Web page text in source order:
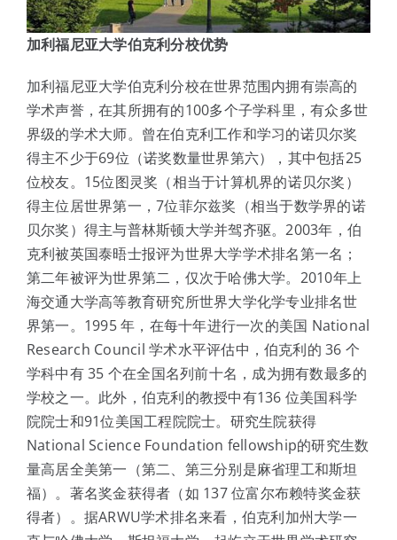
加利福尼亚大学伯克利分校优势
加利福尼亚大学伯克利分校在世界范围内拥有崇高的
学术声誉，在其所拥有的100多个子学科里，有众多世
界级的学术大师。曾在伯克利工作和学习的诺贝尔奖
得主不少于69位（诺奖数量世界第六），其中包括25
位校友。15位图灵奖（相当于计算机界的诺贝尔奖）
得主位居世界第一，7位菲尔兹奖（相当于数学界的诺
贝尔奖）得主与普林斯顿大学并驾齐驱。2003年，伯
克利被英国泰晤士报评为世界大学学术排名第一名；
第二年被评为世界第二，仅次于哈佛大学。2010年上
海交通大学高等教育研究所世界大学化学专业排名世
界第一。1995 年，在每十年进行一次的美国 National
Research Council 学术水平评估中，伯克利的 36 个
学科中有 35 个在全国名列前十名，成为拥有数最多的
学校之一。此外，伯克利的教授中有136 位美国科学
院院士和91位美国工程院院士。研究生院获得
National Science Foundation fellowship的研究生数
量高居全美第一（第二、第三分别是麻省理工和斯坦
福）。著名奖金获得者（如 137 位富尔布赖特奖金获
得者）。据ARWU学术排名来看，伯克利加州大学一